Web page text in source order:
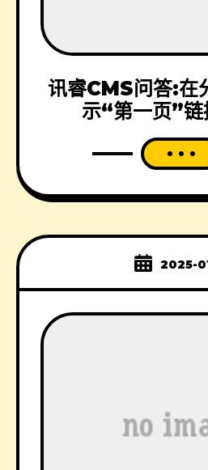
讯睿CMS问答:在
示“第一页”链
2025-